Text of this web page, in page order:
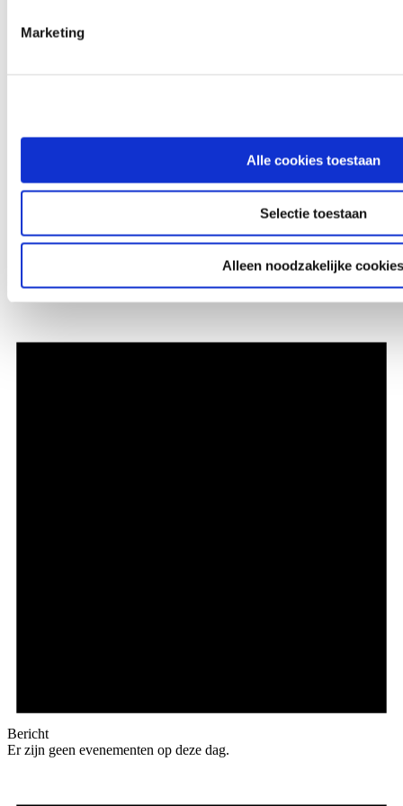
Marketing
Alle cookies toestaan
Selectie toestaan
Alleen noodzakelijke cookies
Er zijn geen evenementen op deze dag.
Bericht
Er zijn geen evenementen op deze dag.